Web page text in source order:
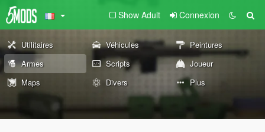
Show Adult Connexion
Utilitaires Véhicules
Peintures
Armes
Scripts
Joueur
Maps
Divers Plus